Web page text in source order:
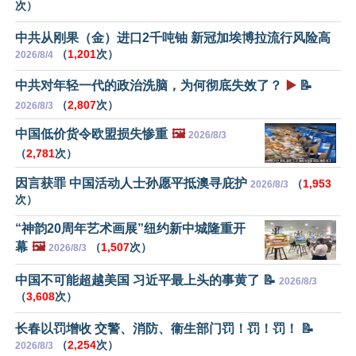
次）
中共从刚果（金）进口2千吨铀 新冠加埃博拉流行风险高
2026/8/4 （1,201次）
中共对年轻一代的政治洗脑，为何彻底失效了？ ▶️ 📝
2026/8/3 （2,807次）
中国低价货令欧盟损失惨重 🖼️ 2026/8/3
（2,781次）
因言获罪 中国活动人士孙愿平抵澳寻庇护 2026/8/3 （1,953
次）
“神韵20周年艺术画展”纽约新中城隆重开
幕 🖼️ 2026/8/3 （1,507次）
中国不可能超越美国 习近平最上头的事黄了 📝 2026/8/3
（3,608次）
长春以罚增收 交警、消防、衞生部门罚！罚！罚！ 📝
2026/8/3 （2,254次）